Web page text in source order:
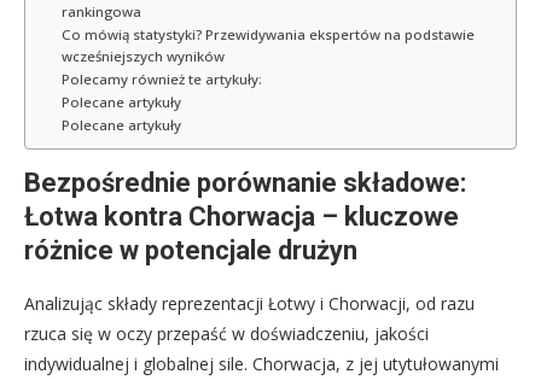
rankingowa
Co mówią statystyki? Przewidywania ekspertów na podstawie
wcześniejszych wyników
Polecamy również te artykuły:
Polecane artykuły
Polecane artykuły
Bezpośrednie porównanie składowe:
Łotwa kontra Chorwacja – kluczowe
różnice w potencjale drużyn
Analizując składy reprezentacji Łotwy i Chorwacji, od razu
rzuca się w oczy przepaść w doświadczeniu, jakości
indywidualnej i globalnej sile. Chorwacja, z jej utytułowanymi